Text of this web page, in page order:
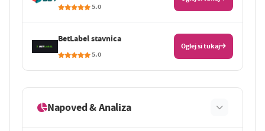
5.0
BetLabel stavnica
5.0
Oglej si tukaj
Napoved & Analiza